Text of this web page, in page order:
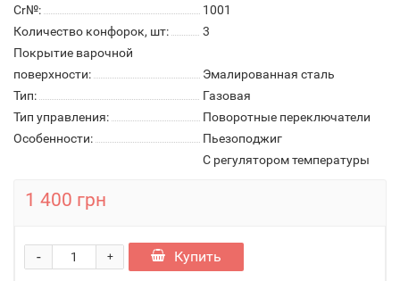
Cr№:
1001
Количество конфорок, шт:
3
Покрытие варочной
поверхности:
Эмалированная сталь
Тип:
Газовая
Тип управления:
Поворотные переключатели
Особенности:
Пьезоподжиг
С регулятором температуры
1 400 грн
+
- Купить